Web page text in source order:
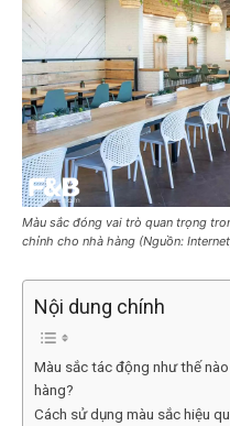
Màu sắc đóng vai trò quan trọng
chỉnh cho nhà hàng (Nguồn:
Nội dung chính
Màu sắc tác động như thế
hàng?
Cách sử dụng màu sắc hiệu